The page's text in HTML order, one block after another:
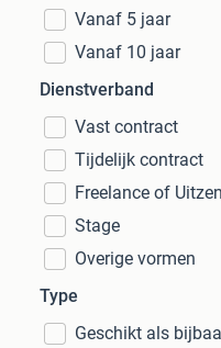
Vanaf 5 jaar
Vanaf 10 jaar
Dienstverband
Vast contract
Tijdelijk contract
Freelance of
Stage
Overige vormen
Type
Geschikt als